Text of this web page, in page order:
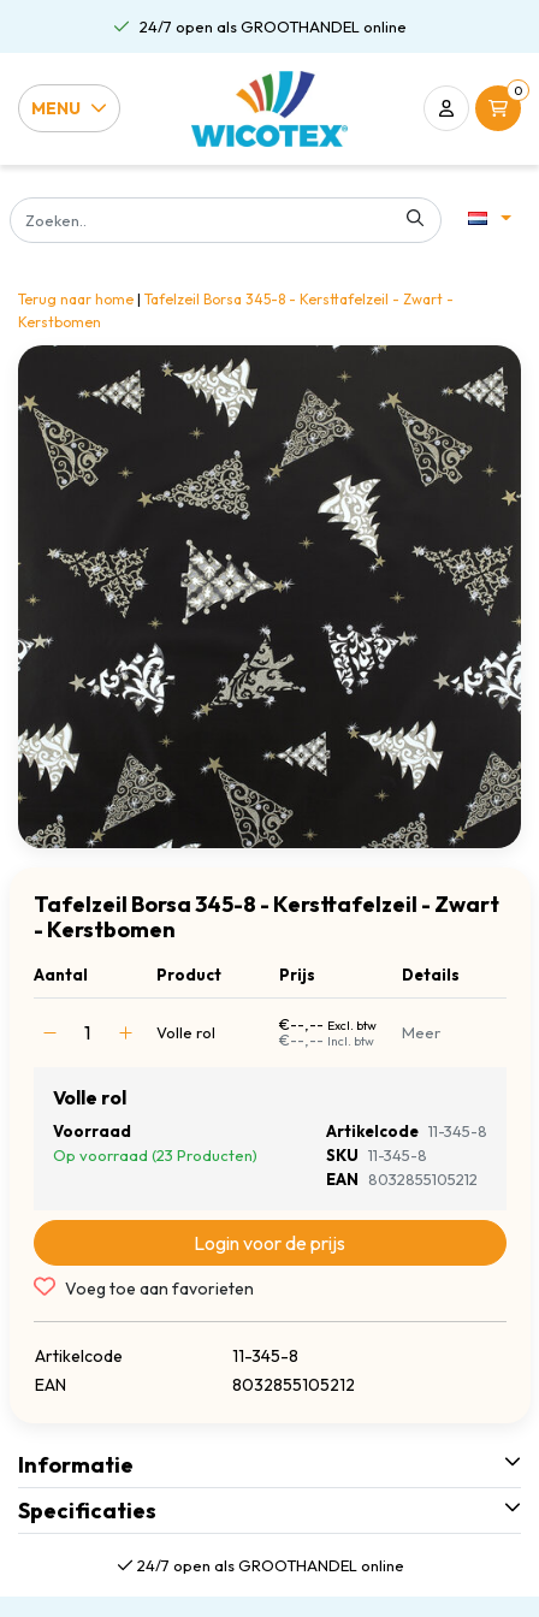
24/7 open als GROOTHANDEL online
MENU
0
Terug naar home | Tafelzeil Borsa 345-8 - Kersttafelzeil - Zwart -
Kerstbomen
Tafelzeil Borsa 345-8 - Kersttafelzeil - Zwart
- Kerstbomen
Aantal Product Prijs Details
Volle rol €--,-- Excl. btw
€--,-- Incl. btw Meer
Volle rol
Voorraad
Op voorraad (23 Producten)
Artikelcode 11-345-8
SKU 11-345-8
EAN
8032855105212
Login voor de prijs
Voeg toe aan favorieten
Artikelcode
11-345-8
EAN
8032855105212
Informatie
Specificaties
24/7 open als GROOTHANDEL online